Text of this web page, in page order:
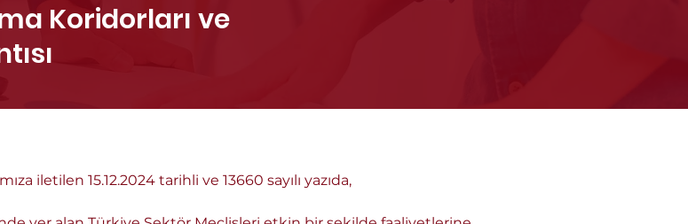
Koridorları ve
iletilen 15.12.2024 tarihli ve 13660 sayılı yazıda,